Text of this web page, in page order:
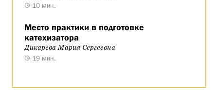
10 мин.
Место практики в подготовке
катехизатора
Дикарева Мария Сергеевна
19 мин.